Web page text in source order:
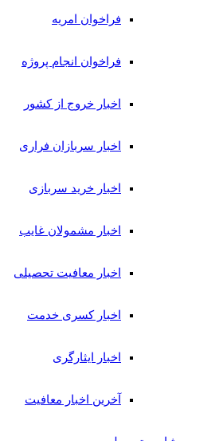
فراخوان امریه
فراخوان انجام پروژه
اخبار خروج از کشور
اخبار سربازان فراری
اخبار خرید سربازی
اخبار مشمولان غایب
اخبار معافیت تحصیلی
اخبار کسری خدمت
اخبار ایثارگری
آخرین اخبار معافیت